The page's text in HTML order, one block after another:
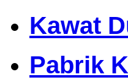
Kawat
Pabrik